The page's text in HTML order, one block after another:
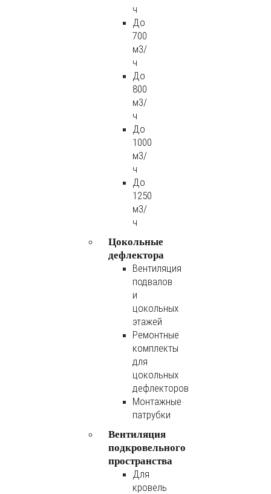
ч
До
700
м3/
ч
До
800
м3/
ч
До
1000
м3/
ч
До
1250
м3/
ч
Цокольные
дефлектора
Вентиляция
подвалов
и
цокольных
этажей
Ремонтные
комплекты
для
цокольных
дефлекторов
Монтажные
патрубки
Вентиляция
подкровельного
пространства
Для
кровель